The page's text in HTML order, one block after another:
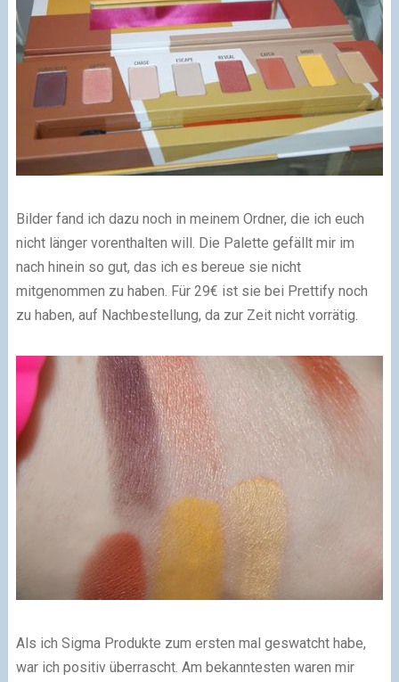
Bilder fand ich dazu noch in meinem Ordner, die ich euch
nicht länger vorenthalten will. Die Palette gefällt mir im
nach hinein so gut, das ich es bereue sie nicht
mitgenommen zu haben. Für 29€ ist sie bei Prettify noch
zu haben, auf Nachbestellung, da zur Zeit nicht vorrätig.
Als ich Sigma Produkte zum ersten mal geswatcht habe,
war ich positiv überrascht. Am bekanntesten waren mir